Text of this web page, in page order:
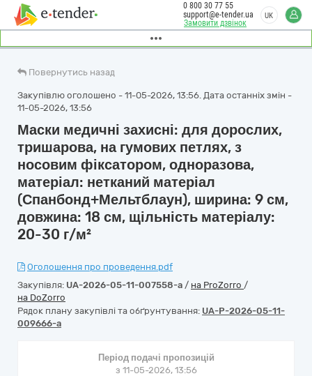
Замовити дзвінок
0 800 30 77 55
support@e-tender.ua
UK
Повернутись назад
Закупівлю оголошено - 11-05-2026, 13:56. Дата останніх змін -
11-05-2026, 13:56
Маски медичні захисні: для дорослих,
тришарова, на гумових петлях, з
носовим фіксатором, одноразова,
матеріал: нетканий матеріал
(Спанбонд+Мельтблаун), ширина: 9 см,
довжина: 18 см, щільність матеріалу:
20-30 г/м²
Оголошення про проведення.pdf
Закупівля: UA-2026-05-11-007558-a / на ProZorro /
на DoZorro
Рядок плану закупівлі та обґрунтування: UA-P-2026-05-11-
009666-a
Період подачі пропозицій
з 11-05-2026, 13:56